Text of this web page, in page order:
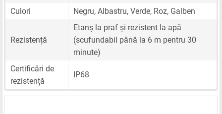
Culori
Negru, Albastru, Verde, Roz, Galben
Rezistență
Etanș la praf și rezistent la apă
(scufundabil până la 6 m pentru 30
minute)
Certificări de
rezistență
IP68